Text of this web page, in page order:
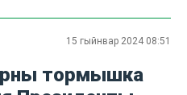
15 гыйнвар 2024 08:51
тормышка